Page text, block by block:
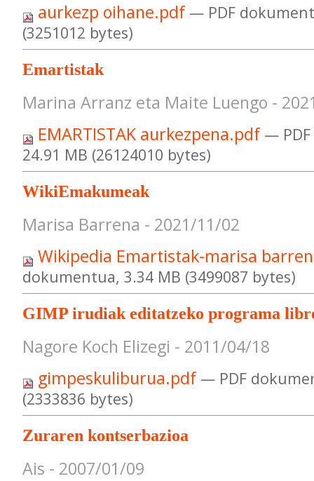
aurkezp oihane.pdf — PDF
(3251012 bytes)
Emartistak
Marina Arranz eta Maite Luengo -
EMARTISTAK aurkezpena.pdf —
24.91 MB (26124010 bytes)
WikiEmakumeak
Marisa Barrena - 2021/11/02
Wikipedia Emartistak-marisa
dokumentua, 3.34 MB (3499087 bytes)
GIMP irudiak editatzeko programa
Nagore Koch Elizegi - 2011/04/18
gimpeskuliburua.pdf — PDF
(2333836 bytes)
Zuraren kontserbazioa
Ais - 2007/01/09